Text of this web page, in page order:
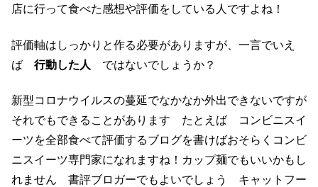
店に行って食べた感想や評価をしている人ですよね！
評価軸はしっかりと作る必要がありますが、一言でいえ
ば 行動した人 ではないでしょうか？
新型コロナウイルスの蔓延でなかなか外出できないですが
それでもできることがあります たとえば コンビニスイ
ーツを全部食べて評価するブログを書けばおそらくコンビ
ニスイーツ専門家になれますね！カップ麺でもいいかもし
れません 書評ブロガーでもよいでしょう キャットフー